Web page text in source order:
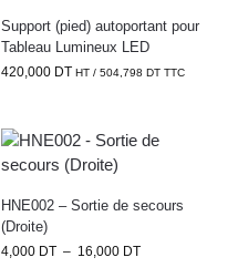
Support (pied) autoportant pour
Tableau Lumineux LED
420,000 DT HT / 504,798 DT TTC
HNE002 – Sortie de secours
(Droite)
4,000 DT – 16,000 DT